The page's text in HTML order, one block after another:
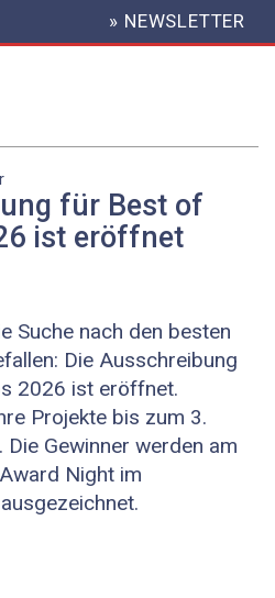
HEADER
MENU
» NEWSLETTER
für Best of
ist eröffnet
Suche nach den besten
Die Ausschreibung
2026 ist eröffnet.
Projekte bis zum 3.
Gewinner werden am
Night im